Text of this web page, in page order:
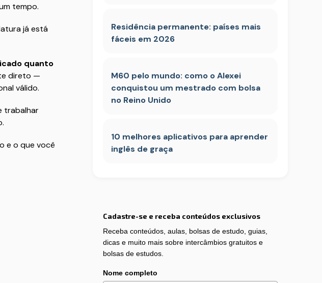
tempo.
já está
quanto
direto —
válido.
trabalhar
e o que você
Residência permanente: países mais
fáceis em 2026
M60 pelo mundo: como o Alexei
conquistou um mestrado com bolsa
no Reino Unido
10 melhores aplicativos para aprender
inglês de graça
Cadastre-se e receba conteúdos exclusivos
Receba conteúdos, aulas, bolsas de estudo, guias,
dicas e muito mais sobre intercâmbios gratuitos e
bolsas de estudos.
Nome completo